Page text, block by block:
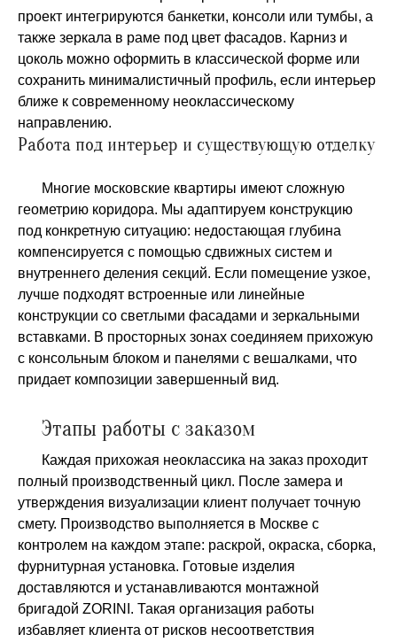
проект интегрируются банкетки, консоли или тумбы, а
также зеркала в раме под цвет фасадов. Карниз и
цоколь можно оформить в классической форме или
сохранить минималистичный профиль, если интерьер
ближе к современному неоклассическому
направлению.
Работа под интерьер и существующую отделку
Многие московские квартиры имеют сложную
геометрию коридора. Мы адаптируем конструкцию
под конкретную ситуацию: недостающая глубина
компенсируется с помощью сдвижных систем и
внутреннего деления секций. Если помещение узкое,
лучше подходят встроенные или линейные
конструкции со светлыми фасадами и зеркальными
вставками. В просторных зонах соединяем прихожую
с консольным блоком и панелями с вешалками, что
придает композиции завершенный вид.
Этапы работы с заказом
Каждая прихожая неоклассика на заказ проходит
полный производственный цикл. После замера и
утверждения визуализации клиент получает точную
смету. Производство выполняется в Москве с
контролем на каждом этапе: раскрой, окраска, сборка,
фурнитурная установка. Готовые изделия
доставляются и устанавливаются монтажной
бригадой ZORINI. Такая организация работы
избавляет клиента от рисков несоответствия